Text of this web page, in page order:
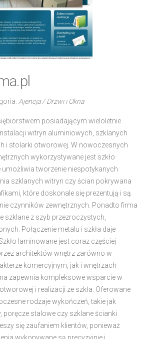
Ajencja / Drzwi i Okna
posiadającym wieloletnie
witryn aluminiowych, szklanych
i stolarki otworowej. W nowoczesnych
wykorzystywane jest szkło
umożliwia tworzenie niespotykanych
szklanych witryn czy ścian pokrywana
które doskonale się prezentują i są
czynników zewnętrznych. Ponadto firma
szklane z szyb przezroczystych,
Połączenie metalu i szkła daje
laminowane jest coraz częściej
architektów wnętrz zarówno w
komercyjnym, jak i wnętrzach
zapewnia kompleksowe wsparcie w
i realizacji ze szkła. Oferowane
rodzaje wykończeń, takie jak
poręcze stalowe czy szklane ścianki
się zaufaniem klientów, ponieważ